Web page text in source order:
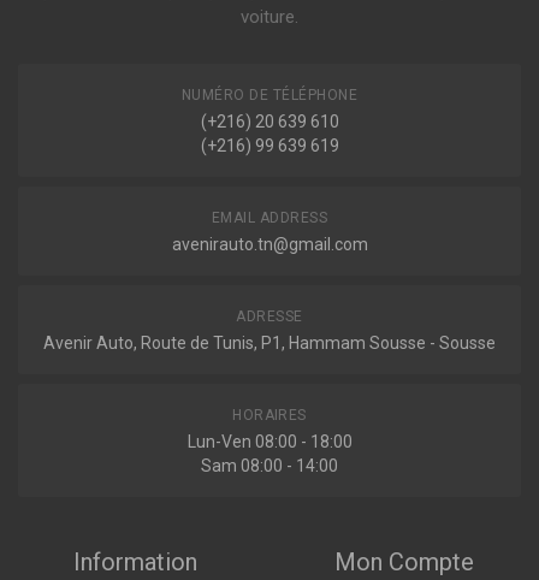
1.0 LPG 67ch ( 08-2013 > 03-2017 )
voiture.
NUMÉRO DE TÉLÉPHONE
(+216) 20 639 610
(+216) 99 639 619
EMAIL ADDRESS
avenirauto.tn@gmail.com
ADRESSE
Avenir Auto, Route de Tunis, P1, Hammam Sousse - Sousse
HORAIRES
Lun-Ven 08:00 - 18:00
Sam 08:00 - 14:00
Information Mon Compte